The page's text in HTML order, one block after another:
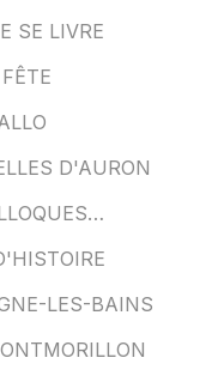
SE LIVRE
D'AURON
LES-BAINS